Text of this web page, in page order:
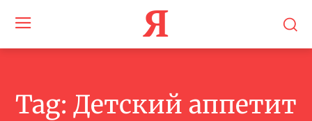
Я
Tag: Детский аппетит